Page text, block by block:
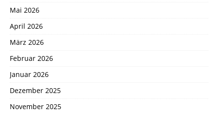
Mai 2026
April 2026
März 2026
Februar 2026
Januar 2026
Dezember 2025
November 2025